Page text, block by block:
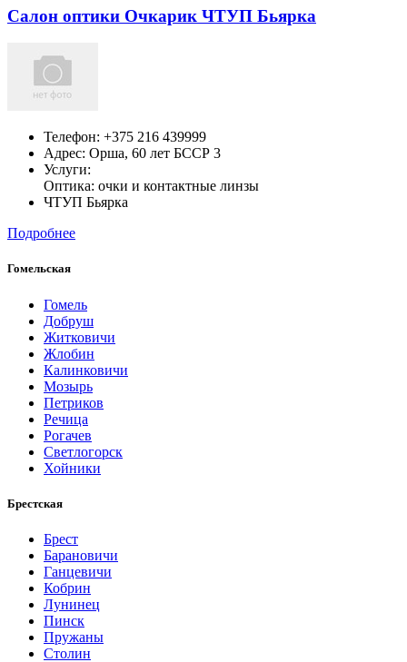
Салон оптики Очкарик ЧТУП Бьярка
Телефон: +375 216 439999
Адрес: Орша, 60 лет БССР 3
Услуги:
Оптика: очки и контактные линзы
ЧТУП Бьярка
Подробнее
Гомельская
Гомель
Добруш
Житковичи
Жлобин
Калинковичи
Мозырь
Петриков
Речица
Рогачев
Светлогорск
Хойники
Брестская
Брест
Барановичи
Ганцевичи
Кобрин
Лунинец
Пинск
Пружаны
Столин